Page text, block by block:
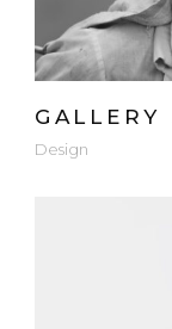
GALLERY
Design